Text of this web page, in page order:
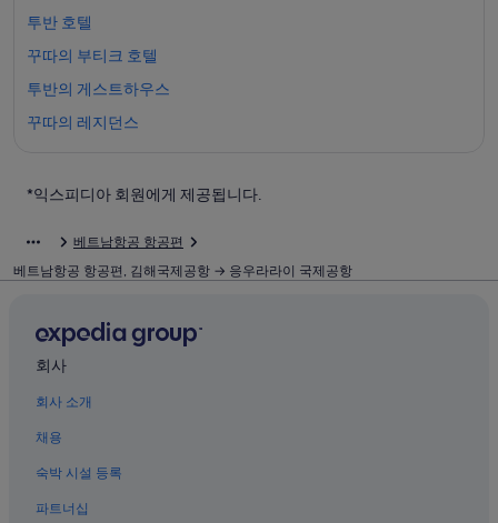
투반 호텔
꾸따의 부티크 호텔
투반의 게스트하우스
꾸따의 레지던스
꾸따의 온수 욕조가 있는 호텔
*익스피디아 회원에게 제공됩니다.
베트남항공 항공편
베트남항공 항공편, 김해국제공항 → 응우라라이 국제공항
회사
회사 소개
채용
숙박 시설 등록
파트너십